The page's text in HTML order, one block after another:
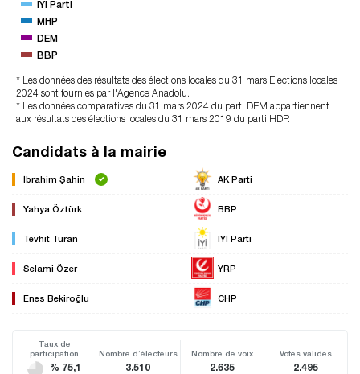
IYI Parti
MHP
DEM
BBP
* Les données des résultats des élections locales du 31 mars Elections locales
2024 sont fournies par l'Agence Anadolu.
* Les données comparatives du 31 mars 2024 du parti DEM appartiennent
aux résultats des élections locales du 31 mars 2019 du parti HDP.
Candidats à la mairie
İbrahim Şahin AK Parti
Yahya Öztürk BBP
Tevhit Turan IYI Parti
Selami Özer YRP
Enes Bekiroğlu CHP
Taux de
participation
% 75,1
Nombre d’électeurs
3.510
Nombre de voix
2.635
Votes valides
2.495